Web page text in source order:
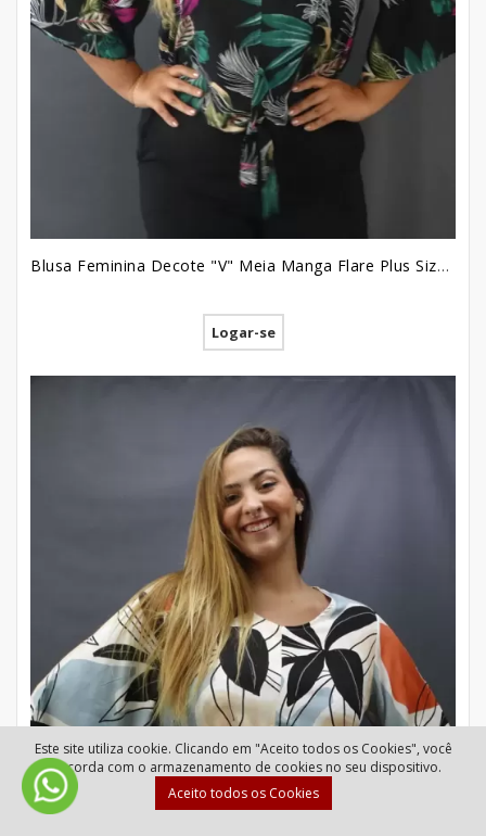
Blusa Feminina Decote "V" Meia Manga Flare Plus Size em Viscose Preto Folhas Flores [2207012]
Logar-se
Este site utiliza cookie. Clicando em "Aceito todos os Cookies", você
concorda com o armazenamento de cookies no seu dispositivo.
Aceito todos os Cookies